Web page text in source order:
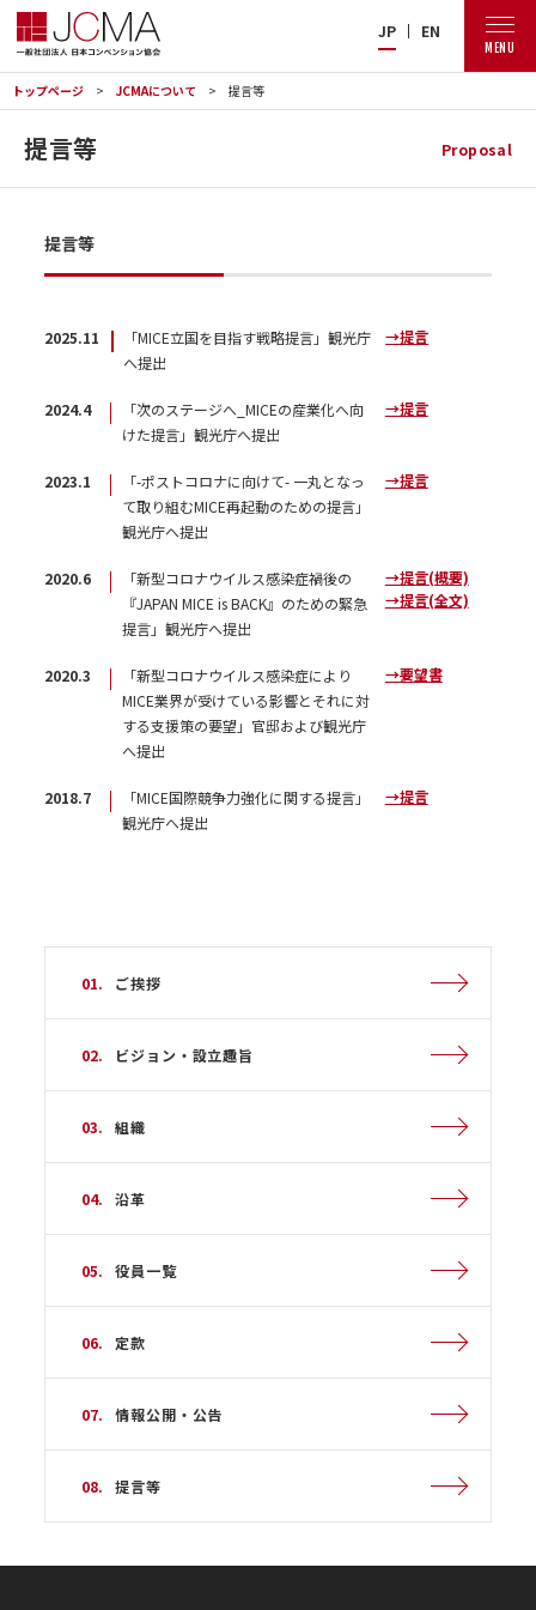
JP EN
MENU
トップページ JCMAについて 提言等
提言等 Proposal
提言等
2025.11
「MICE立国を目指す戦略提言」観光庁
へ提出
→提言
2024.4
「次のステージへ_MICEの産業化へ向
けた提言」観光庁へ提出
→提言
2023.1
「-ポストコロナに向けて- 一丸となっ
て取り組むMICE再起動のための提言」
観光庁へ提出
→提言
2020.6
「新型コロナウイルス感染症禍後の
『JAPAN MICE is BACK』のための緊急
提言」観光庁へ提出
→提言(概要)
→提言(全文)
2020.3
「新型コロナウイルス感染症により
MICE業界が受けている影響とそれに対
する支援策の要望」官邸および観光庁
へ提出
→要望書
2018.7
「MICE国際競争⼒強化に関する提⾔」
観光庁へ提出
→提言
01. ご挨拶
02. ビジョン・設立趣旨
03. 組織
04. 沿革
05. 役員一覧
06. 定款
07. 情報公開・公告
08. 提言等